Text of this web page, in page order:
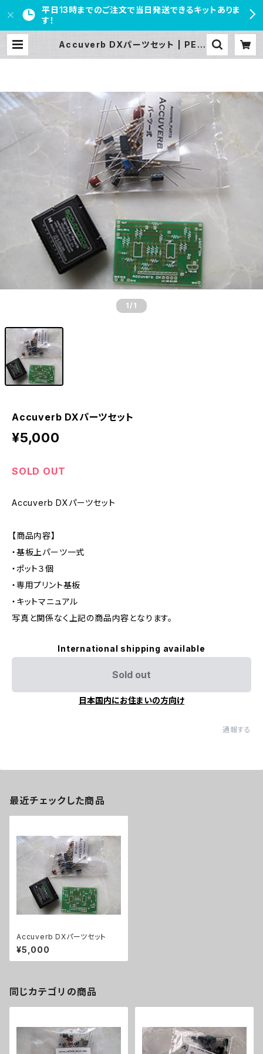
平日13時までのご注文で当日発送できるキットありま
す！
Accuverb DXパーツセット | PED
1 /1
Accuverb DXパーツセット
¥5,000
SOLD OUT
Accuverb DXパーツセット
【商品内容】
・基板上パーツ一式
・ポット３個
・専用プリント基板
・キットマニュアル
写真と関係なく上記の商品内容となります。
International shipping available
Sold out
日本国内にお住まいの方向け
通報する
最近チェックした商品
Accuverb DXパーツセット
¥5,000
同じカテゴリの商品